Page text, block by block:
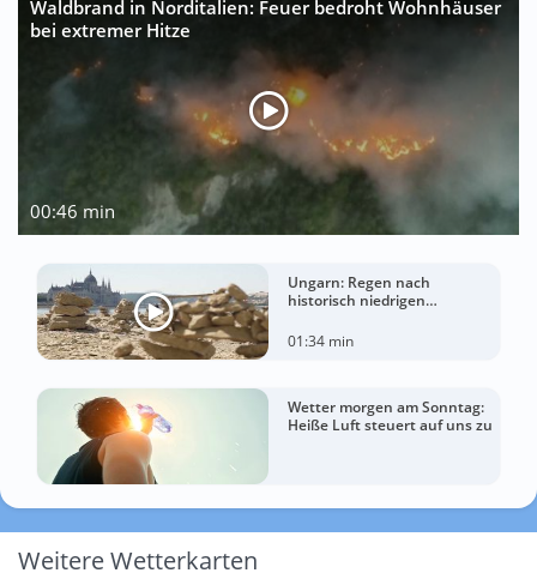
Waldbrand in Norditalien: Feuer bedroht Wohnhäuser
bei extremer Hitze
00:46 min
Ungarn: Regen nach
historisch niedrigen
01:34 min
Wetter morgen am Sonntag:
Heiße Luft steuert auf uns zu
Weitere Wetterkarten